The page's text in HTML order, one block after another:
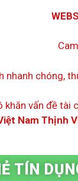
nhanh chóng,
khăn vấn đề tài
Nam Thịnh
TÍN